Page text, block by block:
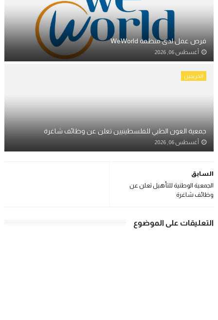
فرص عمل لدى منظمة WeWorld
أغسطس 06, 2026
الخريجين
جمعية العون الطبي للفلسطينيين تعلن عن وظائف شاغرة
أغسطس 06, 2026
السابق
الجمعية الوطنية للتأهيل تعلن عن
وظائف شاغرة
التعليقات على الموضوع